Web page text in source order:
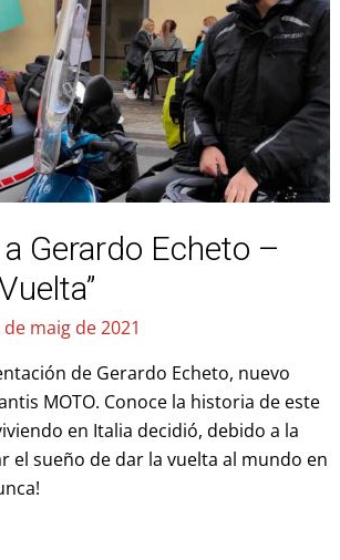
Gerardo Echeto –
de maig de 2021
de Gerardo Echeto, nuevo
MOTO. Conoce la historia de este
en Italia decidió, debido a la
el sueño de dar la vuelta al mundo en